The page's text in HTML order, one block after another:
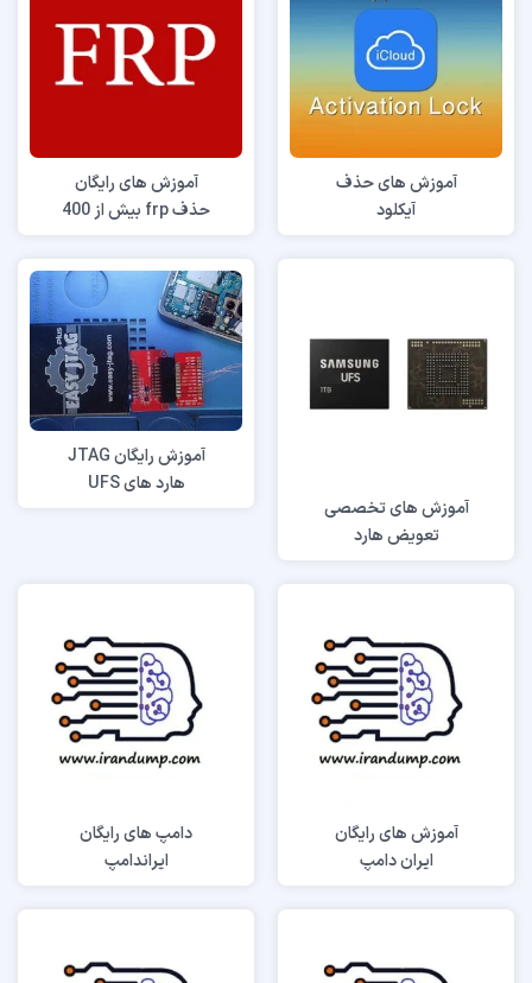
آموزش های حذف
آیکلود
آموزش های رایگان
حذف frp بیش از 400
مدل
آموزش های تخصصی
تعویض هارد
آموزش رایگان JTAG
هارد های UFS
آموزش های رایگان
ایران دامپ
دامپ های رایگان
ایراندامپ